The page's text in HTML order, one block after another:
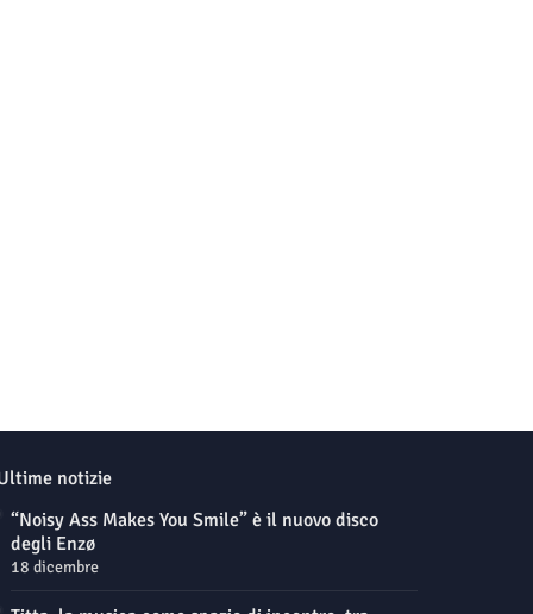
notizie
“Noisy Ass Makes You Smile” è il nuovo disco
degli Enzø
18 dicembre